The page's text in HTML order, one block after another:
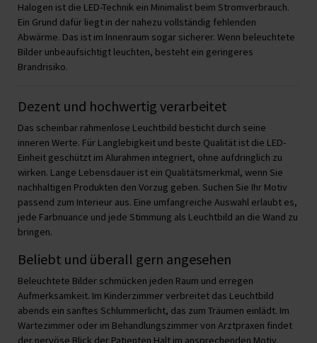
Halogen ist die LED-Technik ein Minimalist beim Stromverbrauch.
Ein Grund dafür liegt in der nahezu vollständig fehlenden
Abwärme. Das ist im Innenraum sogar sicherer. Wenn beleuchtete
Bilder unbeaufsichtigt leuchten, besteht ein geringeres
Brandrisiko.
Dezent und hochwertig verarbeitet
Das scheinbar rahmenlose Leuchtbild besticht durch seine
inneren Werte. Für Langlebigkeit und beste Qualität ist die LED-
Einheit geschützt im Alurahmen integriert, ohne aufdringlich zu
wirken. Lange Lebensdauer ist ein Qualitätsmerkmal, wenn Sie
nachhaltigen Produkten den Vorzug geben. Suchen Sie Ihr Motiv
passend zum Interieur aus. Eine umfangreiche Auswahl erlaubt es,
jede Farbnuance und jede Stimmung als Leuchtbild an die Wand zu
bringen.
Beliebt und überall gern angesehen
Beleuchtete Bilder schmücken jeden Raum und erregen
Aufmerksamkeit. Im Kinderzimmer verbreitet das Leuchtbild
abends ein sanftes Schlummerlicht, das zum Träumen einlädt. Im
Wartezimmer oder im Behandlungszimmer von Arztpraxen findet
der nervöse Blick der Patienten Halt im ansprechenden Motiv.